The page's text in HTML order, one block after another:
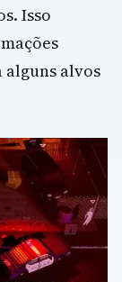
Isso
alguns alvos